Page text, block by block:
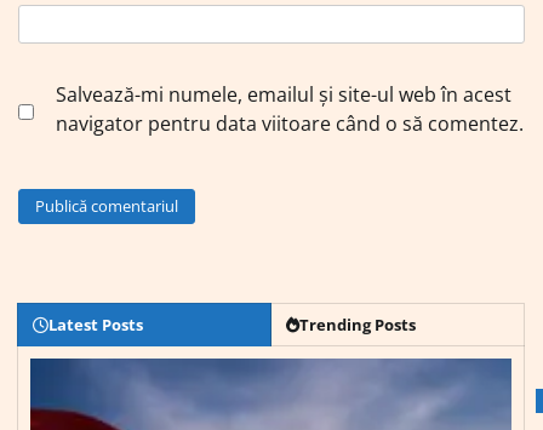
Salvează-mi numele, emailul și site-ul web în acest
navigator pentru data viitoare când o să comentez.
Latest Posts Trending Posts